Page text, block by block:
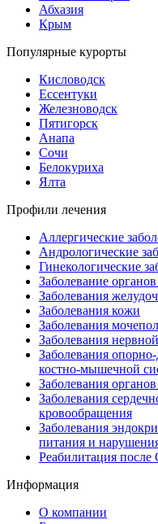
Абхазия
Крым
Популярные курорты
Кисловодск
Ессентуки
Железноводск
Пятигорск
Анапа
Сочи
Белокуриха
Ялта
Профили лечения
Аллергические
Андрологические
Гинекологические
Заболевание
Заболевания
Заболевания кожи
Заболевания
Заболевания
Заболевания
костно-мышечной
Заболевания
Заболевания
кровообращения
Заболевания
питания и
Реабилитация
Информация
О компании